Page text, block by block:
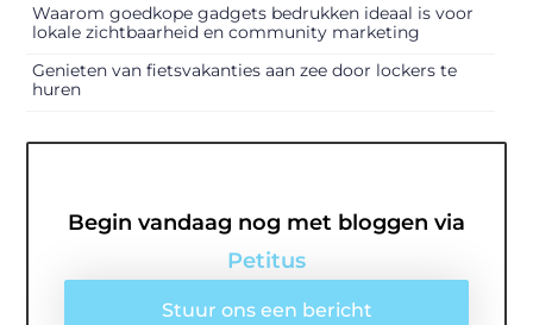
Waarom goedkope gadgets bedrukken ideaal is voor
lokale zichtbaarheid en community marketing
Genieten van fietsvakanties aan zee door lockers te
huren
Begin vandaag nog met bloggen via
Petitus
Stuur ons een bericht